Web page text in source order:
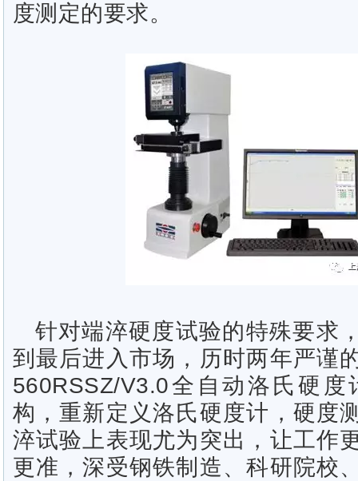
度测定的要求。
针对端淬硬度试验的特殊要求
到最后进入市场，历时两年严谨
560RSSZ/V3.0全自动洛氏硬
构，重新定义洛氏硬度计，硬度
淬试验上表现尤为突出，让工作
更准，深受钢铁制造、科研院校